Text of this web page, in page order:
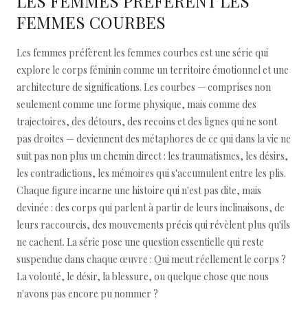
FEMMES COURBES
Les femmes préfèrent les femmes courbes est une série qui
explore le corps féminin comme un territoire émotionnel et une
architecture de significations. Les courbes — comprises non
seulement comme une forme physique, mais comme des
trajectoires, des détours, des recoins et des lignes qui ne sont
pas droites — deviennent des métaphores de ce qui dans la vie ne
suit pas non plus un chemin direct : les traumatismes, les désirs,
les contradictions, les mémoires qui s'accumulent entre les plis.
Chaque figure incarne une histoire qui n'est pas dite, mais
devinée : des corps qui parlent à partir de leurs inclinaisons, de
leurs raccourcis, des mouvements précis qui révèlent plus qu'ils
ne cachent. La série pose une question essentielle qui reste
suspendue dans chaque œuvre : Qui meut réellement le corps ?
La volonté, le désir, la blessure, ou quelque chose que nous
n'avons pas encore pu nommer ?